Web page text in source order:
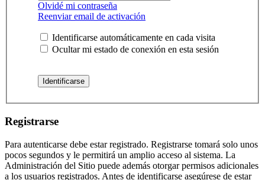
Olvidé mi contraseña
Reenviar email de activación
Identificarse automáticamente en cada visita
Ocultar mi estado de conexión en esta sesión
Registrarse
Para autenticarse debe estar registrado. Registrarse tomará solo unos
pocos segundos y le permitirá un amplio acceso al sistema. La
Administración del Sitio puede además otorgar permisos adicionales
a los usuarios registrados. Antes de identificarse asegúrese de estar